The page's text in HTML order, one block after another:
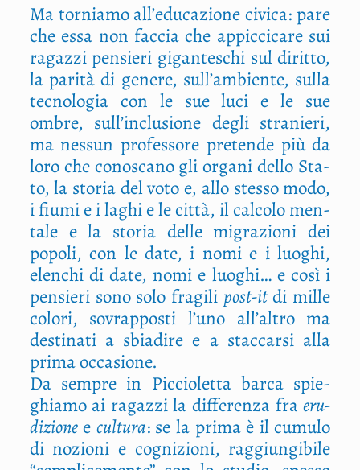
Ma tor­nia­mo all’educazione civi­ca: pare
che essa non fac­cia che appic­ci­ca­re sui
ragaz­zi pen­sie­ri gigan­te­schi sul dirit­to,
la pari­tà di gene­re, sull’ambiente, sul­la
tec­no­lo­gia con le sue luci e le sue
ombre, sull’inclusione degli stra­nie­ri,
ma nes­sun pro­fes­so­re pre­ten­de più da
loro che cono­sca­no gli orga­ni del­lo Sta­
to, la sto­ria del voto e, allo stes­so modo,
i fiu­mi e i laghi e le cit­tà, il cal­co­lo men­
ta­le e la sto­ria del­le migra­zio­ni dei
popo­li, con le date, i nomi e i luo­ghi,
elen­chi di date, nomi e luo­ghi… e così i
pen­sie­ri sono solo fra­gi­li post-itdi mil­le
colo­ri, sovrap­po­sti l’uno all’altro ma
desti­na­ti a sbia­di­re e a stac­car­si alla
pri­ma occasione.
Da sem­pre in Pic­cio­let­ta bar­ca spie­
ghia­mo ai ragaz­zi la dif­fe­ren­za fraeru­
di­zio­nee cul­tu­ra: se la pri­ma è il cumu­lo
di nozio­ni e cogni­zio­ni, rag­giun­gi­bi­le